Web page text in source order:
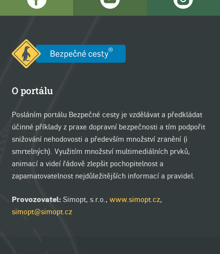
O portálu
Posláním portálu Bezpečné cesty je vzdělávat a předkládat
účinné příklady z praxe dopravní bezpečnosti a tím podpořit
snižování nehodovosti a především množství zranění (i
smrtelných). Využitím množství multimediálních prvků,
animací a videí řádově zlepšit pochopitelnost a
zapamatovatelnost nejdůležitějších informací a pravidel.
Provozovatel: Simopt, s.r.o., www.simopt.cz,
simopt@simopt.cz